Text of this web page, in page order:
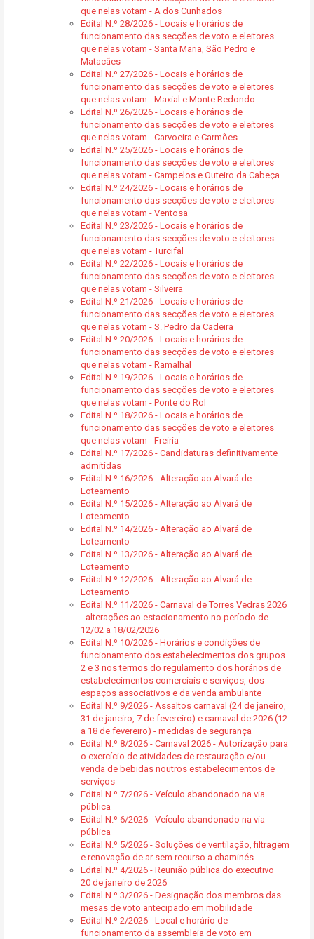
que nelas votam - A dos Cunhados
Edital N.º 28/2026 - Locais e horários de
funcionamento das secções de voto e eleitores
que nelas votam - Santa Maria, São Pedro e
Matacães
Edital N.º 27/2026 - Locais e horários de
funcionamento das secções de voto e eleitores
que nelas votam - Maxial e Monte Redondo
Edital N.º 26/2026 - Locais e horários de
funcionamento das secções de voto e eleitores
que nelas votam - Carvoeira e Carmões
Edital N.º 25/2026 - Locais e horários de
funcionamento das secções de voto e eleitores
que nelas votam - Campelos e Outeiro da Cabeça
Edital N.º 24/2026 - Locais e horários de
funcionamento das secções de voto e eleitores
que nelas votam - Ventosa
Edital N.º 23/2026 - Locais e horários de
funcionamento das secções de voto e eleitores
que nelas votam - Turcifal
Edital N.º 22/2026 - Locais e horários de
funcionamento das secções de voto e eleitores
que nelas votam - Silveira
Edital N.º 21/2026 - Locais e horários de
funcionamento das secções de voto e eleitores
que nelas votam - S. Pedro da Cadeira
Edital N.º 20/2026 - Locais e horários de
funcionamento das secções de voto e eleitores
que nelas votam - Ramalhal
Edital N.º 19/2026 - Locais e horários de
funcionamento das secções de voto e eleitores
que nelas votam - Ponte do Rol
Edital N.º 18/2026 - Locais e horários de
funcionamento das secções de voto e eleitores
que nelas votam - Freiria
Edital N.º 17/2026 - Candidaturas definitivamente
admitidas
Edital N.º 16/2026 - Alteração ao Alvará de
Loteamento
Edital N.º 15/2026 - Alteração ao Alvará de
Loteamento
Edital N.º 14/2026 - Alteração ao Alvará de
Loteamento
Edital N.º 13/2026 - Alteração ao Alvará de
Loteamento
Edital N.º 12/2026 - Alteração ao Alvará de
Loteamento
Edital N.º 11/2026 - Carnaval de Torres Vedras 2026
- alterações ao estacionamento no período de
12/02 a 18/02/2026
Edital N.º 10/2026 - Horários e condições de
funcionamento dos estabelecimentos dos grupos
2 e 3 nos termos do regulamento dos horários de
estabelecimentos comerciais e serviços, dos
espaços associativos e da venda ambulante
Edital N.º 9/2026 - Assaltos carnaval (24 de janeiro,
31 de janeiro, 7 de fevereiro) e carnaval de 2026 (12
a 18 de fevereiro) - medidas de segurança
Edital N.º 8/2026 - Carnaval 2026 - Autorização para
o exercício de atividades de restauração e/ou
venda de bebidas noutros estabelecimentos de
serviços
Edital N.º 7/2026 - Veículo abandonado na via
pública
Edital N.º 6/2026 - Veículo abandonado na via
pública
Edital N.º 5/2026 - Soluções de ventilação, filtragem
e renovação de ar sem recurso a chaminés
Edital N.º 4/2026 - Reunião pública do executivo –
20 de janeiro de 2026
Edital N.º 3/2026 - Designação dos membros das
mesas de voto antecipado em mobilidade
Edital N.º 2/2026 - Local e horário de
funcionamento da assembleia de voto em